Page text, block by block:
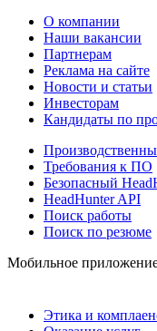
О компании
Наши вакансии
Партнерам
Реклама на сайте
Новости и статьи
Инвесторам
Кандидаты по
Требования к ПО
Безопасный
HeadHunter API
Поиск работы
Поиск по резюме
Мобильное
Этика и